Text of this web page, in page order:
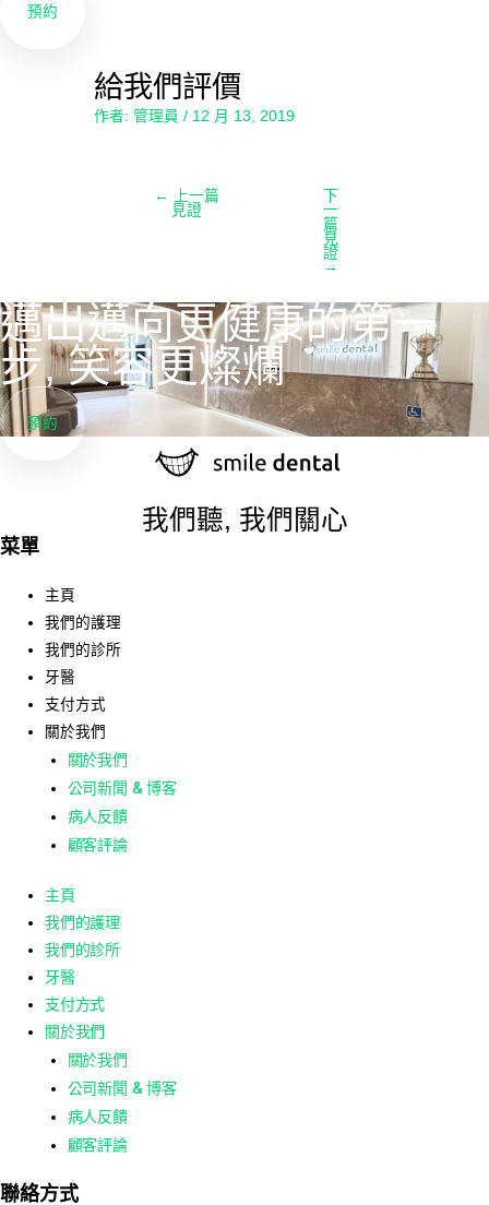
預約
給我們評價
作者:管理員/ 12 月 13, 2019
←
上一篇
見證
下
一
篇
見
證
→
邁出邁向更健康的第一
步, 笑容更燦爛
預約
我們聽, 我們關心
菜單
主頁
我們的護理
我們的診所
牙醫
支付方式
關於我們
關於我們
公司新聞 & 博客
病人反饋
顧客評論
主頁
我們的護理
我們的診所
牙醫
支付方式
關於我們
關於我們
公司新聞 & 博客
病人反饋
顧客評論
聯絡方式